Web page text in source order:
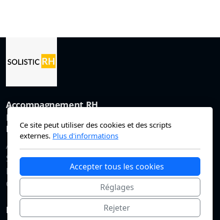
Accompagnement RH
Neuchâtel et alentours
Menu
Accueil
Services
Postes
Contact
Données personnelles
Ce site peut utiliser des cookies et des scripts
externes. Plus d'informations
Accepter tous les cookies
Réglages
Rejeter